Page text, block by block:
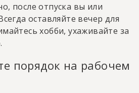
после отпуска вы или
оставляйте вечер для
хобби, ухаживайте за
порядок на рабочем